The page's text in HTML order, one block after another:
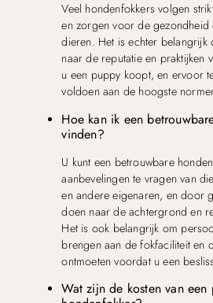
Veel hondenfokkers volgen
en zorgen voor de gezondheid
dieren. Het is echter belangrijk
naar de reputatie en praktijken
u een puppy koopt, en ervoor
voldoen aan de hoogste
Hoe kan ik een
vinden?
U kunt een betrouwbare
aanbevelingen te vragen van
en andere eigenaren, en door
doen naar de achtergrond en
Het is ook belangrijk om
brengen aan de fokfaciliteit en
ontmoeten voordat u een
Wat zijn de kosten van